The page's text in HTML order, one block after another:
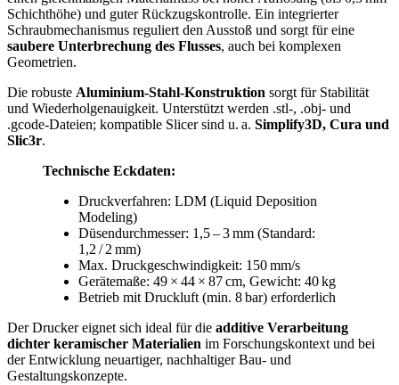
Schichthöhe) und guter Rückzugskontrolle. Ein integrierter
Schraubmechanismus reguliert den Ausstoß und sorgt für eine
saubere Unterbrechung des Flusses, auch bei komplexen
Geometrien.
Die robuste Aluminium-Stahl-Konstruktion sorgt für Stabilität
und Wiederholgenauigkeit. Unterstützt werden .stl-, .obj- und
.gcode-Dateien; kompatible Slicer sind u. a. Simplify3D, Cura und
Slic3r.
Technische Eckdaten:
Druckverfahren: LDM (Liquid Deposition
Modeling)
Düsendurchmesser: 1,5 – 3 mm (Standard:
1,2 / 2 mm)
Max. Druckgeschwindigkeit: 150 mm/s
Gerätemaße: 49 × 44 × 87 cm, Gewicht: 40 kg
Betrieb mit Druckluft (min. 8 bar) erforderlich
Der Drucker eignet sich ideal für die additive Verarbeitung
dichter keramischer Materialien im Forschungskontext und bei
der Entwicklung neuartiger, nachhaltiger Bau- und
Gestaltungskonzepte.